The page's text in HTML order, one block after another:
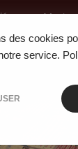
des cookies
service.